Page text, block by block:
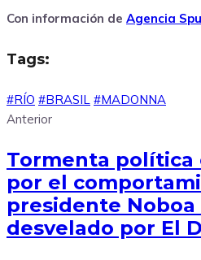
Con información de Agencia
Tags:
#RÍO #BRASIL #MADONNA
Anterior
Tormenta política
por el
presidente Noboa
desvelado por El